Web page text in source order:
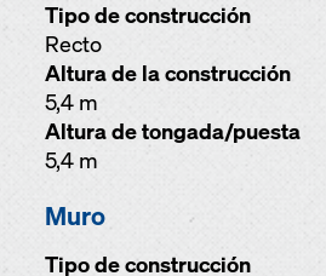
Tipo de construcción
Recto
Altura de la construcción
5,4 m
Altura de tongada/puesta
5,4 m
Muro
Tipo de construcción